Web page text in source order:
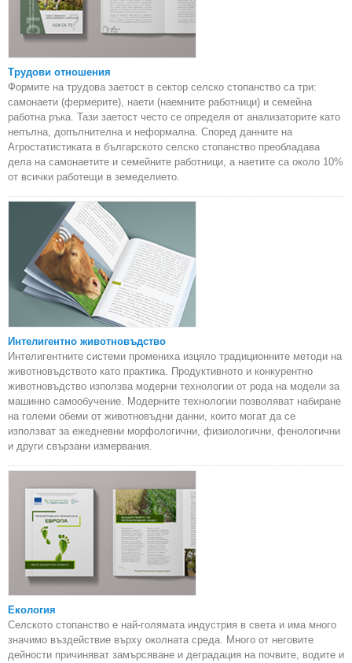
Трудови отношения
Формите на трудова заетост в сектор селско стопанство са три:
самонаети (фермерите), наети (наемните работници) и семейна
работна ръка. Тази заетост често се определя от анализаторите като
непълна, допълнителна и неформална. Според данните на
Агростатистиката в българското селско стопанство преобладава
дела на самонаетите и семейните работници, а наетите са около 10%
от всички работещи в земеделието.
Интелигентно животновъдство
Интелигентните системи промениха изцяло традиционните методи на
животновъдството като практика. Продуктивното и конкурентно
животновъдство използва модерни технологии от рода на модели за
машинно самообучение. Модерните технологии позволяват набиране
на големи обеми от животновъдни данни, които могат да се
използват за ежедневни морфологични, физиологични, фенологични
и други свързани измервания.
Екология
Селското стопанство е най-голямата индустрия в света и има много
значимо въздействие върху околната среда. Много от неговите
дейности причиняват замърсяване и деградация на почвите, водите и